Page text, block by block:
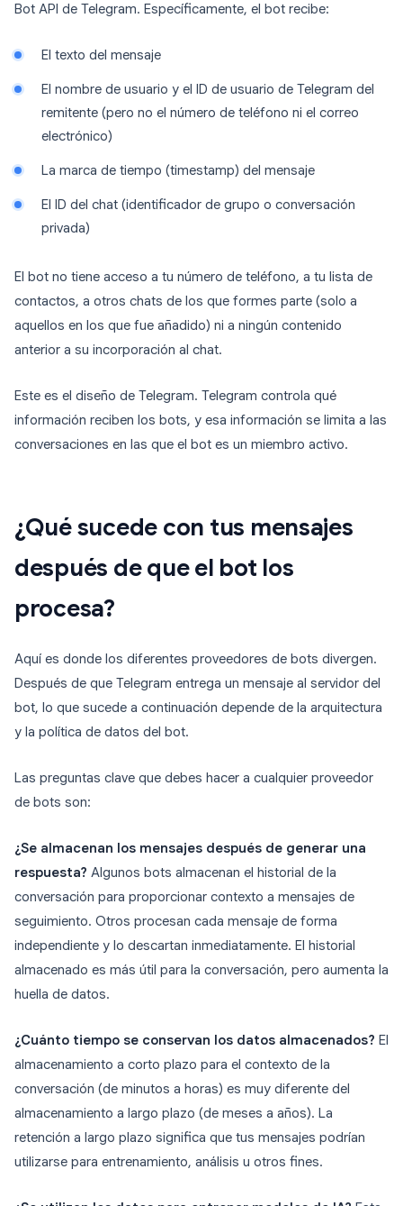
Bot API de Telegram. Específicamente, el bot recibe:
El texto del mensaje
El nombre de usuario y el ID de usuario de Telegram del
remitente (pero no el número de teléfono ni el correo
electrónico)
La marca de tiempo (timestamp) del mensaje
El ID del chat (identificador de grupo o conversación
privada)
El bot no tiene acceso a tu número de teléfono, a tu lista de
contactos, a otros chats de los que formes parte (solo a
aquellos en los que fue añadido) ni a ningún contenido
anterior a su incorporación al chat.
Este es el diseño de Telegram. Telegram controla qué
información reciben los bots, y esa información se limita a las
conversaciones en las que el bot es un miembro activo.
¿Qué sucede con tus mensajes
después de que el bot los
procesa?
Aquí es donde los diferentes proveedores de bots divergen.
Después de que Telegram entrega un mensaje al servidor del
bot, lo que sucede a continuación depende de la arquitectura
y la política de datos del bot.
Las preguntas clave que debes hacer a cualquier proveedor
de bots son:
¿Se almacenan los mensajes después de generar una
respuesta? Algunos bots almacenan el historial de la
conversación para proporcionar contexto a mensajes de
seguimiento. Otros procesan cada mensaje de forma
independiente y lo descartan inmediatamente. El historial
almacenado es más útil para la conversación, pero aumenta la
huella de datos.
¿Cuánto tiempo se conservan los datos almacenados? El
almacenamiento a corto plazo para el contexto de la
conversación (de minutos a horas) es muy diferente del
almacenamiento a largo plazo (de meses a años). La
retención a largo plazo significa que tus mensajes podrían
utilizarse para entrenamiento, análisis u otros fines.